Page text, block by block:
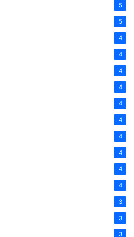
5
5
4
4
4
4
4
4
4
4
4
4
3
3
3